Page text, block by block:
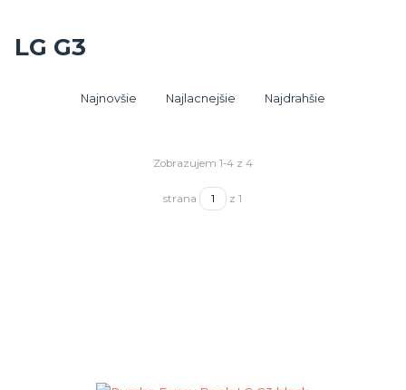
LG G3
Najnovšie Najlacnejšie Najdrahšie
Zobrazujem 1-4 z 4
strana z 1